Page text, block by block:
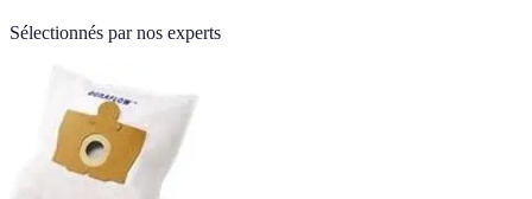
Sélectionnés par nos experts